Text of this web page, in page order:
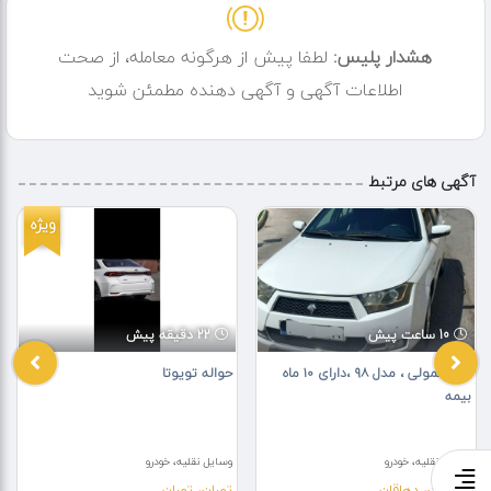
هشدار پلیس: لطفا پیش از هرگونه معامله، از صحت
اطلاعات آگهی و آگهی دهنده مطمئن شوید
آگهی های مرتبط
ویژه
22 دقیقه پیش
حواله تویوتا
وسایل نقلیه، خودرو
10 ساعت پیش
دنا معمولی ، مدل ۹۸ ،دارای ۱۰ ماه
بیمه
وسایل نقلیه، خودرو